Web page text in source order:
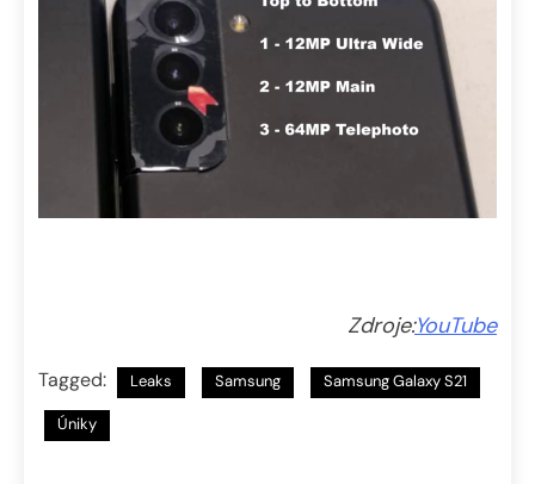
Zdroje:YouTube
Tagged: Leaks Samsung Samsung Galaxy S21
Úniky